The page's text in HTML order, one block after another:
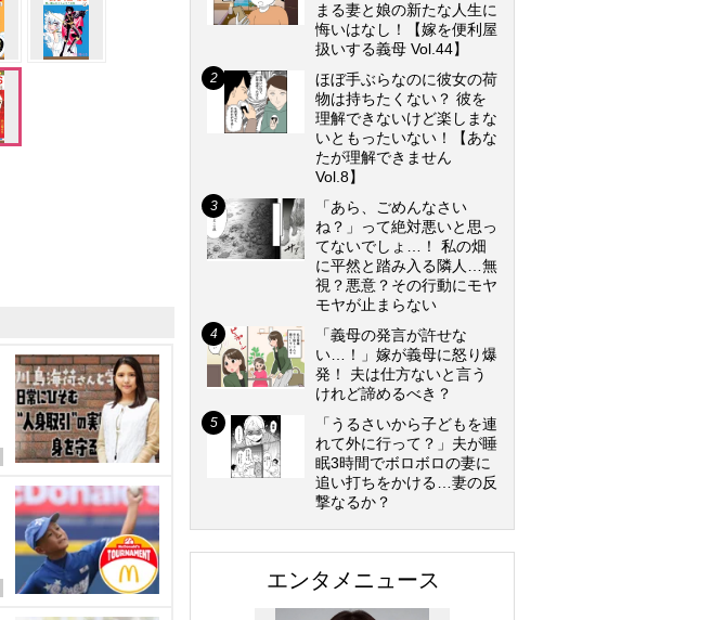
まる妻と娘の新たな人生に
悔いはなし！【嫁を便利屋
扱いする義母 Vol.44】
ほぼ手ぶらなのに彼女の荷
物は持ちたくない？ 彼を
理解できないけど楽しまな
いともったいない！【あな
たが理解できません
Vol.8】
「あら、ごめんなさい
ね？」って絶対悪いと思っ
てないでしょ…！ 私の畑
に平然と踏み入る隣人…無
視？悪意？その行動にモヤ
モヤが止まらない
「義母の発言が許せな
い…！」嫁が義母に怒り爆
発！ 夫は仕方ないと言う
けれど諦めるべき？
「うるさいから子どもを連
れて外に行って？」夫が睡
眠3時間でボロボロの妻に
追い打ちをかける…妻の反
撃なるか？
エンタメニュース